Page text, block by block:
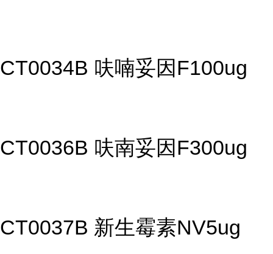
CT0034B 呋喃妥因F100ug
CT0036B 呋南妥因F300ug
CT0037B 新生霉素NV5ug